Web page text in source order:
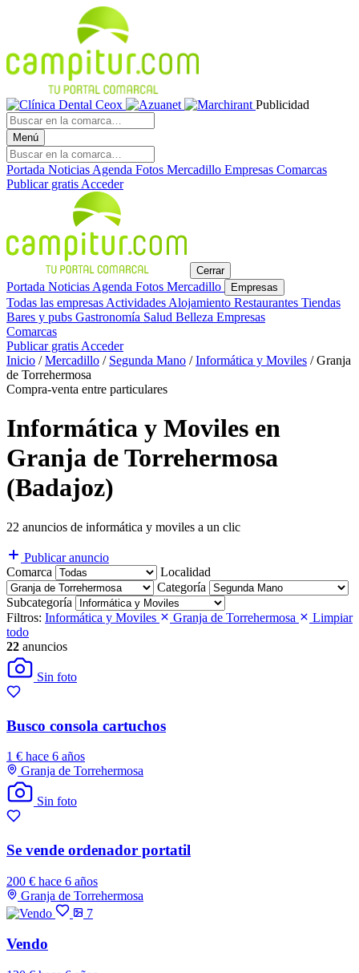
Publicidad
Menú
Portada Noticias Agenda Fotos Mercadillo Empresas Comarcas
Publicar gratis Acceder
Cerrar
Portada Noticias Agenda Fotos Mercadillo Empresas
Todas las empresas Actividades Alojamiento Restaurantes Tiendas
Bares y pubs Gastronomía Salud Belleza Empresas
Comarcas
Publicar gratis Acceder
Inicio / Mercadillo / Segunda Mano / Informática y Moviles / Granja
de Torrehermosa
Compra-venta entre particulares
Informática y Moviles en
Granja de Torrehermosa
(Badajoz)
22 anuncios de informática y moviles a un clic
Publicar anuncio
Comarca
Localidad
Categoría
Subcategoría
Filtros: Informática y Moviles Granja de Torrehermosa
Limpiar
todo
22 anuncios
Sin foto
Busco consola cartuchos
1 € hace 6 años
Granja de Torrehermosa
Sin foto
Se vende ordenador portatil
200 € hace 6 años
Granja de Torrehermosa
7
Vendo